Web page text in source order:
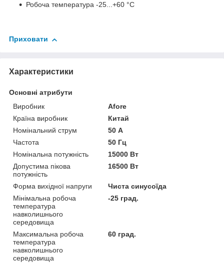
Робоча температура -25...+60 °C
Приховати
Характеристики
Основні атрибути
Виробник
Afore
Країна виробник
Китай
Номінальний струм
50 А
Частота
50 Гц
Номінальна потужність
15000 Вт
Допустима пікова
потужність
16500 Вт
Форма вихідної напруги
Чиста синусоїда
Мінімальна робоча
температура
навколишнього
середовища
-25 град.
Максимальна робоча
температура
навколишнього
середовища
60 град.